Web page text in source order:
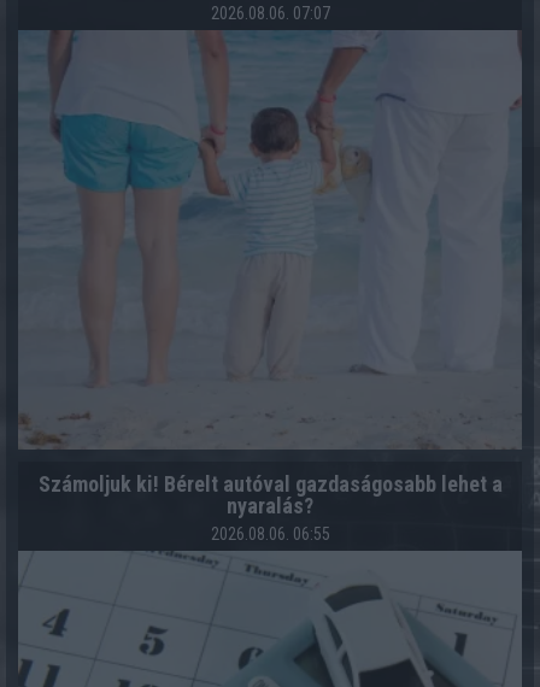
2026.08.06. 07:07
Számoljuk ki! Bérelt autóval gazdaságosabb lehet a
nyaralás?
2026.08.06. 06:55